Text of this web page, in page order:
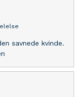
savnede kvinde.